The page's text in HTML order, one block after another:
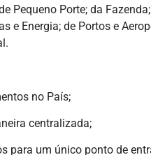
Pequeno Porte; da
e Energia; de Portos e
no País;
centralizada;
para um único ponto de